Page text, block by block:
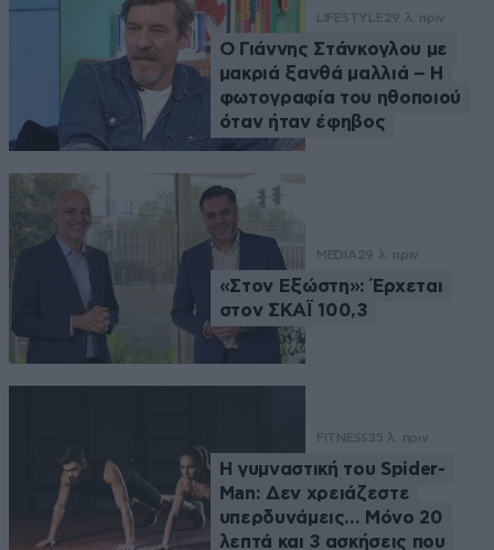
LIFESTYLE29 λ. πριν
Ο Γιάννης Στάνκογλου με
μακριά ξανθά μαλλιά – Η
φωτογραφία του ηθοποιού
όταν ήταν έφηβος
MEDIA 29 λ. πριν
«Στον Εξώστη»: Έρχεται
στον ΣΚΑΪ 100,3
FITNESS35 λ. πριν
Η γυμναστική του Spider-
Man: Δεν χρειάζεστε
υπερδυνάμεις… Μόνο 20
λεπτά και 3 ασκήσεις που